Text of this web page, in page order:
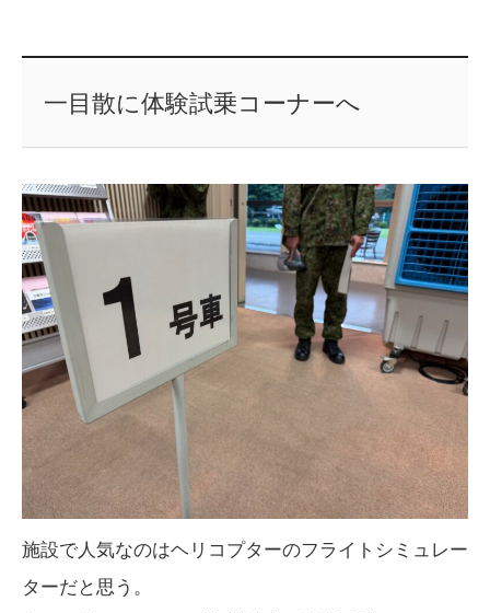
一目散に体験試乗コーナーへ
施設で人気なのはヘリコプターのフライトシミュレー
ターだと思う。